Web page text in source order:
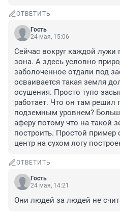
ОТВЕТИТЬ
Гость
24 мая, 15:06
Сейчас вокруг каждой лужи
зона. А здесь условно
заболоченное отдали под
осваивается такая земля
осушения. Просто тупо
работает. Что он там решил
подземным уровнем?
аферу потому что на такой
построить. Простой
центр на сухом логу
ОТВЕТИТЬ
Гость
24 мая, 14:21
Они людей за людей не